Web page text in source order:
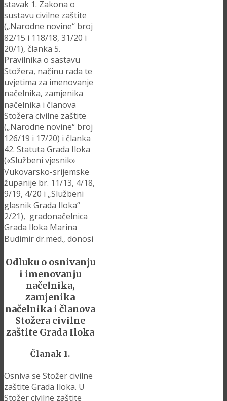
stavak 1. Zakona o
sustavu civilne zaštite
(„Narodne novine“ broj
82/15 i 118/18, 31/20 i
20/1), članka 5.
Pravilnika o sastavu
Stožera, načinu rada te
uvjetima za imenovanje
načelnika, zamjenika
načelnika i članova
Stožera civilne zaštite
(„Narodne novine“ broj
126/19 i 17/20) i članka
42. Statuta Grada Iloka
(«Službeni vjesnik»
Vukovarsko-srijemske
županije br. 11/13, 4/18,
9/19, 4/20 i „Službeni
glasnik Grada Iloka“
2/21), gradonačelnica
Grada Iloka Marina
Budimir dr.med., donosi
Odluku o osnivanju
i imenovanju
načelnika,
zamjenika
načelnika i članova
Stožera civilne
zaštite Grada Iloka
Članak 1.
Osniva se Stožer civilne
zaštite Grada Iloka. U
Stožer civilne zaštite